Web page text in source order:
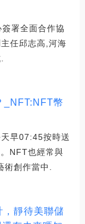
署全面合作協
任邱志高,河海
_NFT:NFT幣
早07:45按時送
NFT也經常與
術創作當中.
，靜待美聯儲